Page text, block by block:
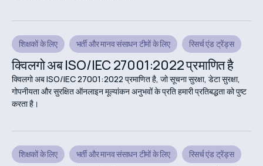
शिक्षकों के लिए भर्ती और मानव संसाधन टीमों के लिए रिसर्च एंड ट्रेंड्स
क्विलगो अब ISO/IEC 27001:2022 प्रमाणित है
क्विलगो अब ISO/IEC 27001:2022 प्रमाणित है, जो सूचना सुरक्षा, डेटा सुरक्षा,
गोपनीयता और सुरक्षित ऑनलाइन मूल्यांकन अनुभवों के प्रति हमारी प्रतिबद्धता को पुष्ट
करता है।
शिक्षकों के लिए भर्ती और मानव संसाधन टीमों के लिए रिसर्च एंड ट्रेंड्स